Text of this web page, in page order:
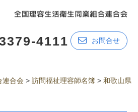
4111 お問合せ
連合会 >訪問福祉理容師名簿 >和歌山県